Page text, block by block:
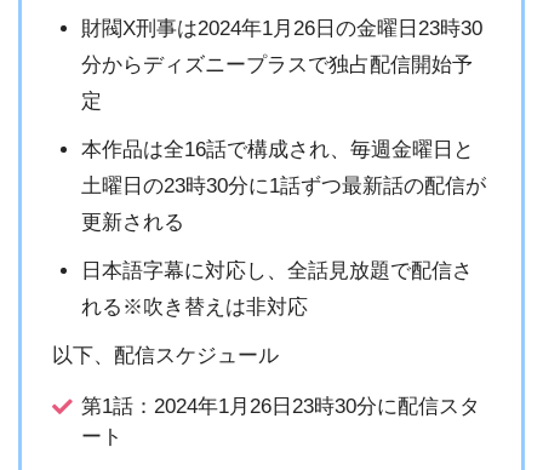
財閥X刑事は2024年1月26日の金曜日23時30
分からディズニープラスで独占配信開始予
定
本作品は全16話で構成され、毎週金曜日と
土曜日の23時30分に1話ずつ最新話の配信が
更新される
日本語字幕に対応し、全話見放題で配信さ
れる※吹き替えは非対応
以下、配信スケジュール
第1話：2024年1月26日23時30分に配信スタ
ート